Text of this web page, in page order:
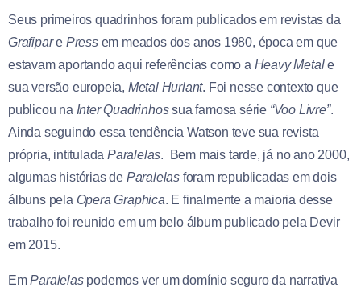
Seus primeiros quadrinhos foram publicados em revistas da
Grafipare Press em meados dos anos 1980, época em que
estavam aportando aqui referências como a Heavy Metale
sua versão europeia, Metal Hurlant. Foi nesse contexto que
publicou na Inter Quadrinhossua famosa série “Voo Livre”.
Ainda seguindo essa tendência Watson teve sua revista
própria, intituladaParalelas. Bem mais tarde, já no ano 2000,
algumas histórias de Paralelas foram republicadas em dois
álbuns pela Opera Graphica. E finalmente a maioria desse
trabalho foi reunido em um belo álbum publicado pela Devir
em 2015.
EmParalelaspodemos ver um domínio seguro da narrativa